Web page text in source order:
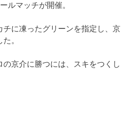
ルマッチが開催。
チに凍ったグリーンを指定し、京
。
京介に勝つには、スキをつくし